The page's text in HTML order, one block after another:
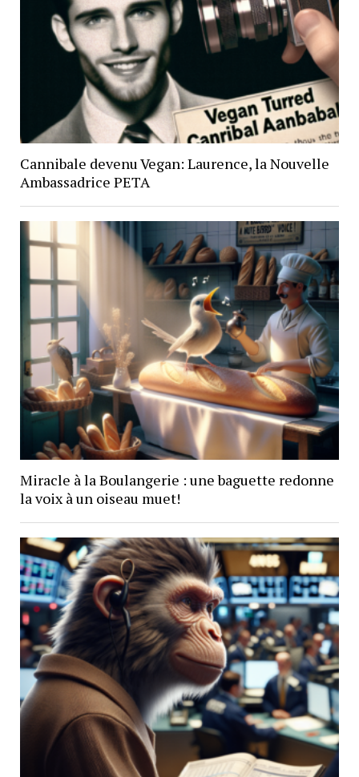
Cannibale devenu Vegan: Laurence, la Nouvelle
Ambassadrice PETA
Miracle à la Boulangerie : une baguette redonne
la voix à un oiseau muet!